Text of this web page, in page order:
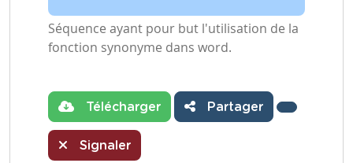
Séquence ayant pour but l'utilisation de la
fonction synonyme dans word.
Télécharger Partager
Signaler